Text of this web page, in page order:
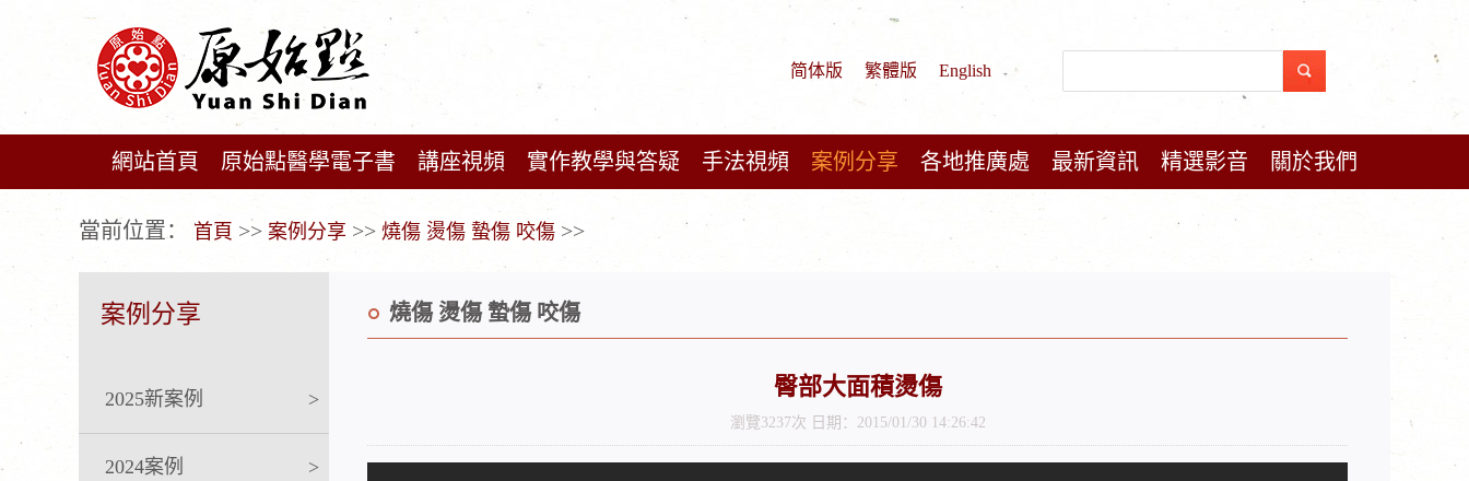
简体版 繁體版 English
網站首頁 原始點醫學電子書 講座視頻 實作教學與答疑 手法視頻 案例分享 各地推廣處 最新資訊 精選影音 關於我們
當前位置： 首頁 >> 案例分享 >> 燒傷 燙傷 蟄傷 咬傷 >>
案例分享
2025新案例 >
2024案例 >
燒傷 燙傷 蟄傷 咬傷
臀部大面積燙傷
瀏覽3237次 日期：2015/01/30 14:26:42